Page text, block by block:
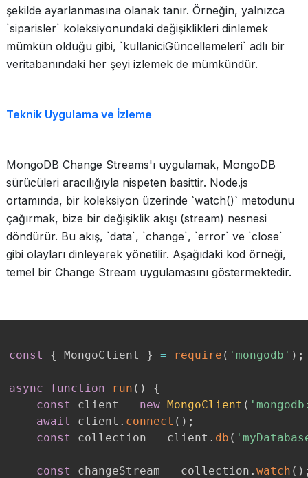
şekilde ayarlanmasına olanak tanır. Örneğin, yalnızca
`siparisler` koleksiyonundaki değişiklikleri dinlemek
mümkün olduğu gibi, `kullaniciGüncellemeleri` adlı bir
veritabanındaki her şeyi izlemek de mümkündür.
Teknik Uygulama ve İzleme
MongoDB Change Streams'ı uygulamak, MongoDB
sürücüleri aracılığıyla nispeten basittir. Node.js
ortamında, bir koleksiyon üzerinde `watch()` metodunu
çağırmak, bize bir değişiklik akışı (stream) nesnesi
döndürür. Bu akış, `data`, `change`, `error` ve `close`
gibi olayları dinleyerek yönetilir. Aşağıdaki kod örneği,
temel bir Change Stream uygulamasını göstermektedir.
const { MongoClient } = require ( 'mongodb' ) ;
async function run ( )
{
const
client = new MongoClient (
await
client . connect ( ) ;
const
collection = client . db (
const changeStream = collection . watch ( )